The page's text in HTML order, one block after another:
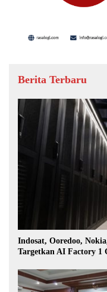
Berita Terbaru
Indosat, Ooredoo,
Targetkan AI Factory 1